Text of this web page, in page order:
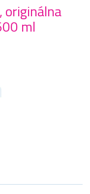
originálna
ml